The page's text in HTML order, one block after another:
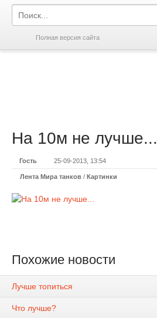
Полная версия сайта
На 10м не лучше...
Гость 25-09-2013, 13:54
Лента Мира танков / Картинки
Похожие новости
Лучше топиться
Что лучше?